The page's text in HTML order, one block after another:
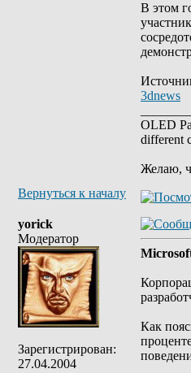
В этом
3dnews
OLED
different
Желаю,
Вернуться к началу
yorick
Модератор
Зарегистрирован:
27.04.2004
Как